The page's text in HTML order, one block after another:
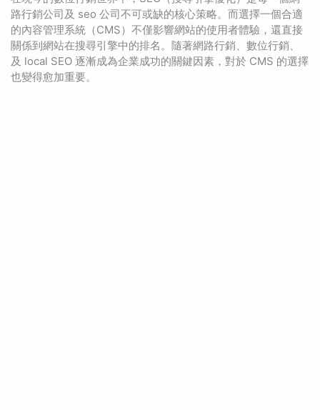
路行銷公司及 seo 公司不可或缺的核心策略。而選擇一個合適
的內容管理系統（CMS）不僅影響網站的使用者體驗，還直接
關係到網站在搜尋引擎中的排名。隨著網路行銷、數位行銷、
及 local SEO 逐漸成為企業成功的關鍵因素，對於 CMS 的選擇
也變得愈加重要。